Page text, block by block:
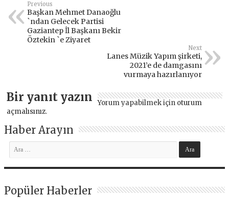
Previous
Başkan Mehmet Danaoğlu
`ndan Gelecek Partisi
Gaziantep İl Başkanı Bekir
Öztekin `e Ziyaret
Next
Lanes Müzik Yapım şirketi,
2021’e de damgasını
vurmaya hazırlanıyor
Bir yanıt yazın Yorum yapabilmek için oturum
açmalısınız.
Haber Arayın
Popüler Haberler